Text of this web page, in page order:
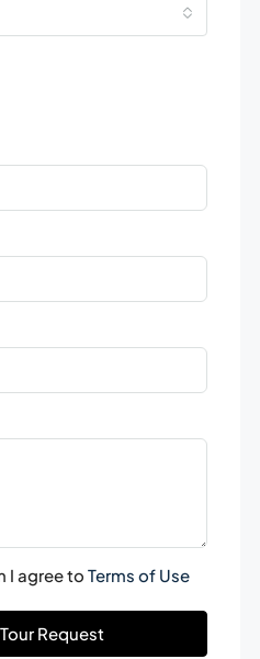
I agree to Terms of Use
Request